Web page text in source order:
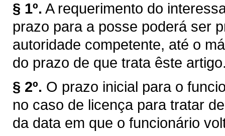
§ 1º. A requerimento do
prazo para a posse poderá ser
autoridade competente, até o
do prazo de que trata êste
§ 2º. O prazo inicial para o
no caso de licença para tratar
da data em que o funcionário